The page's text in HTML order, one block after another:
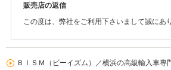
宜しくお願い致します。
販売店の返信
この度は、弊社をご利用下さいまして誠にあ
た事を大変、嬉しく思っております。今後も
ＢＩＳＭ（ビーイズム）／横浜の高級輸入車専